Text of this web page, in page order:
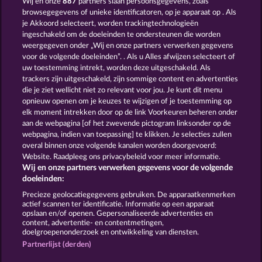
Balthazar Atlas of Legends
The Warlocks Book Ramses Book
Algemene voorwaarden Privacyverklaring
Colofon Bedrijf FAQ
Terugbetalingsverzoek indienen
browsegegevens of unieke identificatoren, op je apparaat op . Als
je Akkoord selecteert, worden trackingtechnologieën
ingeschakeld om de doeleinden te ondersteunen die worden
weergegeven onder „Wij en onze partners verwerken gegevens
voor de volgende doeleinden”. . Als u Alles afwijzen selecteert of
uw toestemming intrekt, worden deze uitgeschakeld. Als
trackers zijn uitgeschakeld, zijn sommige content en advertenties
die je ziet wellicht niet zo relevant voor jou. Je kunt dit menu
opnieuw openen om je keuzes te wijzigen of je toestemming op
elk moment intrekken door op de link Voorkeuren beheren onder
aan de webpagina [of het zwevende pictogram linksonder op de
webpagina, indien van toepassing] te klikken. Je selecties zullen
overal binnen onze volgende kanalen worden doorgevoerd:
Website. Raadpleeg ons privacybeleid voor meer informatie.
Wij en onze partners verwerken gegevens voor de volgende
doeleinden:
Precieze geolocatiegegevens gebruiken. De apparaatkenmerken
actief scannen ter identificatie. Informatie op een apparaat
opslaan en/of openen. Gepersonaliseerde advertenties en
content, advertentie- en contentmetingen,
doelgroepenonderzoek en ontwikkeling van diensten.
Partnerlijst (derden)